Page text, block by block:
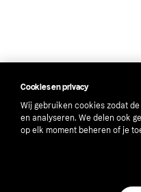
Cookies en privacy
Wij gebruiken cookies zodat
en analyseren. We delen ook
op elk moment beheren of je